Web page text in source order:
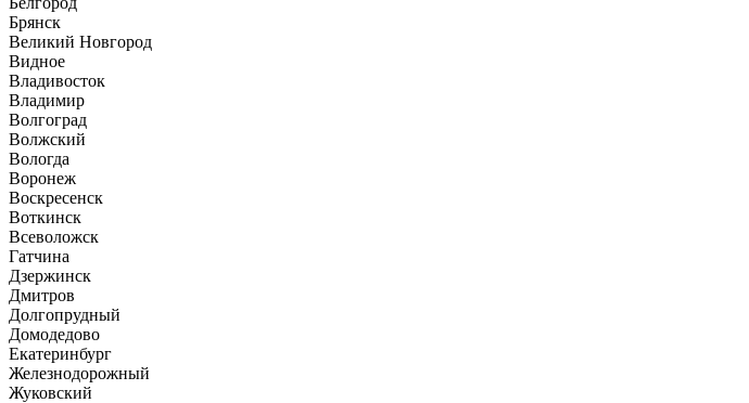
Брянск
Великий Новгород
Видное
Владивосток
Владимир
Волгоград
Волжский
Вологда
Воронеж
Воскресенск
Воткинск
Всеволожск
Гатчина
Дзержинск
Дмитров
Долгопрудный
Домодедово
Екатеринбург
Железнодорожный
Жуковский